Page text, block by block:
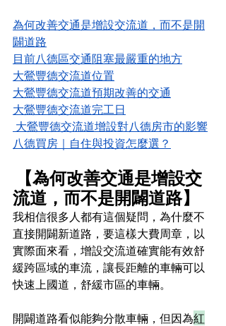
為何改善交通是增設交流道，而不是開
闢道路
目前八德區交通阻塞最嚴重的地方
大鶯豐德交流道位置
大鶯豐德交流道預期改善的交通
大鶯豐德交流道完工日
大鶯豐德交流道增設對八德房市的影響
八德買房｜自住與投資怎麼選？
【為何改善交通是增設交
流道，而不是開闢道路】
我相信很多人都有這個疑問，為什麼不
直接開闢新道路，要這樣大費周章，以
實際面來看，增設交流道確實能有效舒
緩跨區域的車流，讓長距離的車輛可以
快速上國道，舒緩市區的車輛。
開闢道路看似能夠分散車輛，但因為紅